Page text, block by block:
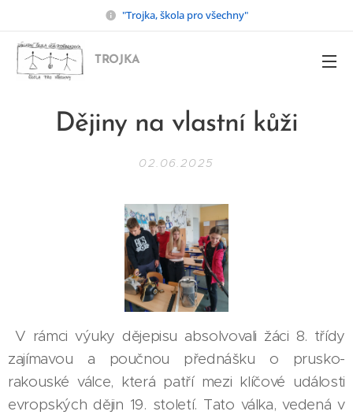
"Trojka, škola pro všechny"
TROJKA
Dějiny na vlastní kůži
02.06.2025
V rámci výuky dějepisu absolvovali žáci 8. třídy
zajímavou a poučnou přednášku o prusko-
rakouské válce, která patří mezi klíčové události
evropských dějin 19. století. Tato válka, vedená v